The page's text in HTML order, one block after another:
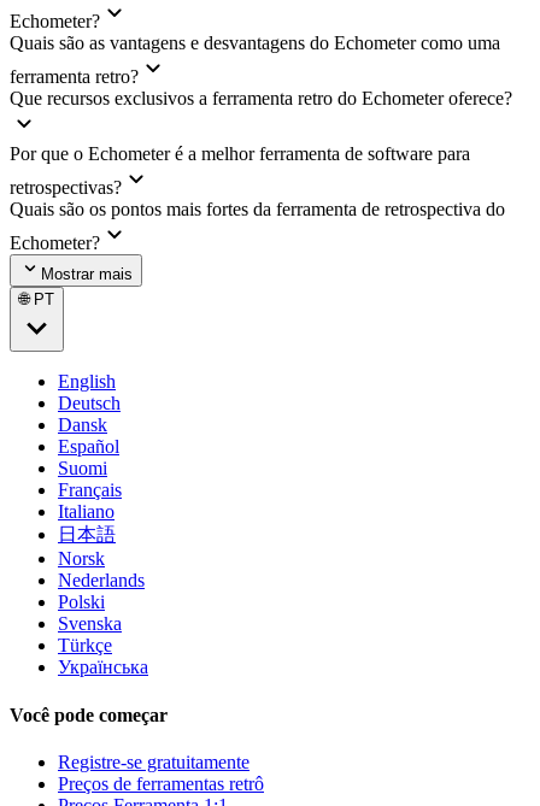
Echometer?
Quais são as vantagens e desvantagens do Echometer como uma
ferramenta retro?
Que recursos exclusivos a ferramenta retro do Echometer oferece?
Por que o Echometer é a melhor ferramenta de software para
retrospectivas?
Quais são os pontos mais fortes da ferramenta de retrospectiva do
Echometer?
Mostrar mais
🌐 PT
English
Deutsch
Dansk
Español
Suomi
Français
Italiano
日本語
Norsk
Nederlands
Polski
Svenska
Türkçe
Українська
Você pode começar
Registre-se gratuitamente
Preços de ferramentas retrô